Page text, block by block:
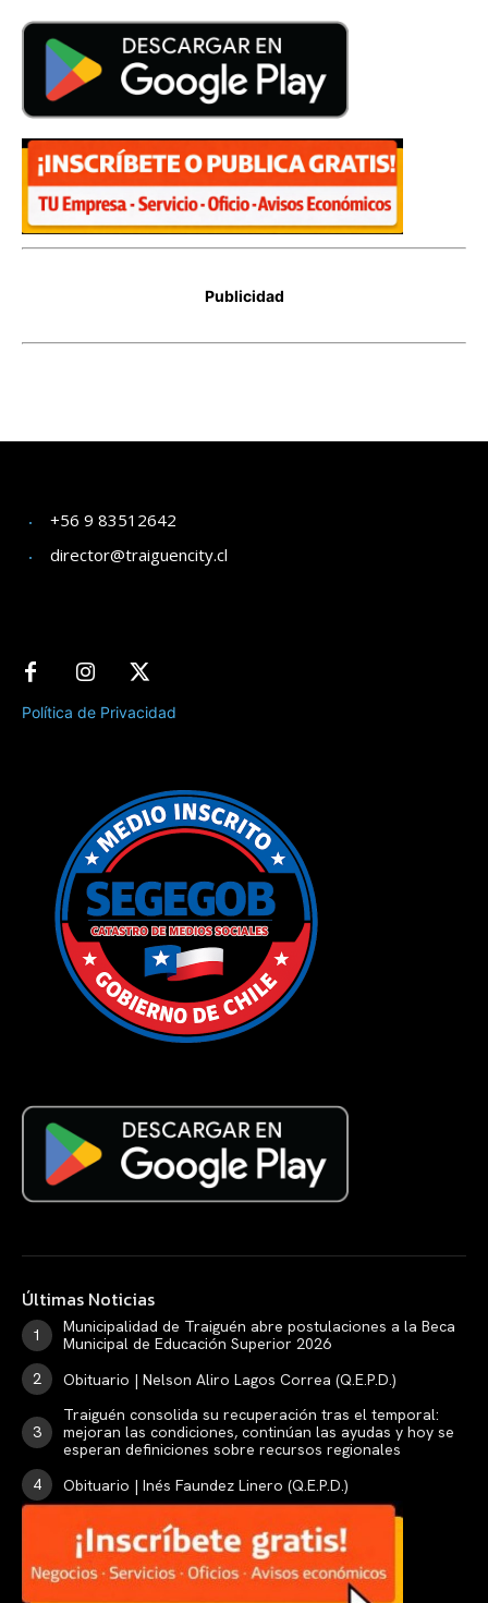
+56 9 83512642
director@traiguencity.cl
Política de Privacidad
Últimas Noticias
Municipalidad de Traiguén abre postulaciones a la Beca
Municipal de Educación Superior 2026
Obituario | Nelson Aliro Lagos Correa (Q.E.P.D.)
Traiguén consolida su recuperación tras el temporal:
mejoran las condiciones, continúan las ayudas y hoy se
esperan definiciones sobre recursos regionales
Obituario | Inés Faundez Linero (Q.E.P.D.)